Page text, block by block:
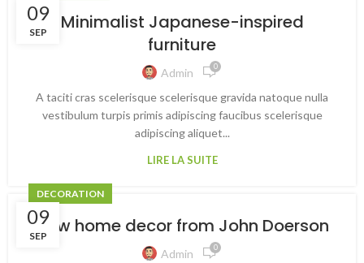
09
SEP
Minimalist Japanese-inspired
furniture
Admin 0
A taciti cras scelerisque scelerisque gravida natoque nulla
vestibulum turpis primis adipiscing faucibus scelerisque
adipiscing aliquet...
LIRE LA SUITE
09
SEP
DECORATION
New home decor from John Doerson
Admin 0